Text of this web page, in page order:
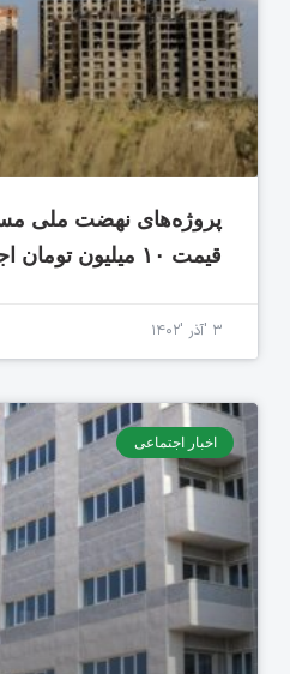
قیمت ۱۰ میلیون تومان اجرا می‌شود
۳ 'آذر '۱۴۰۲
اخبار اجتماعی